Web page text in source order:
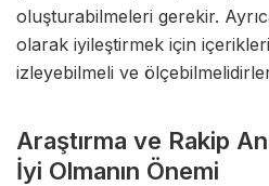
oluşturabilmeleri gerekir.
olarak iyileştirmek için
izleyebilmeli ve
Araştırma ve Rakip
İyi Olmanın Önemi